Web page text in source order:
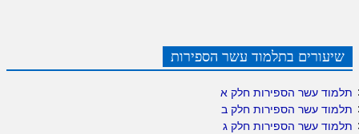
שיעורים בתלמוד עשר הספירות
תלמוד עשר הספירות חלק א
תלמוד עשר הספירות חלק ב
תלמוד עשר הספירות חלק ג